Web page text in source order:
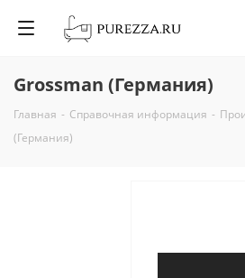
Grossman (Германия)
Главная - Справочная информация -
(Германия)